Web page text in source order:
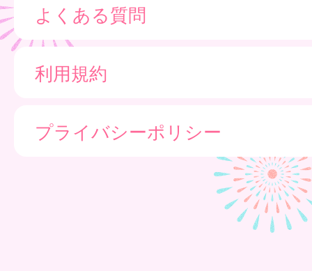
よくある質問
利用規約
プライバシーポリシー